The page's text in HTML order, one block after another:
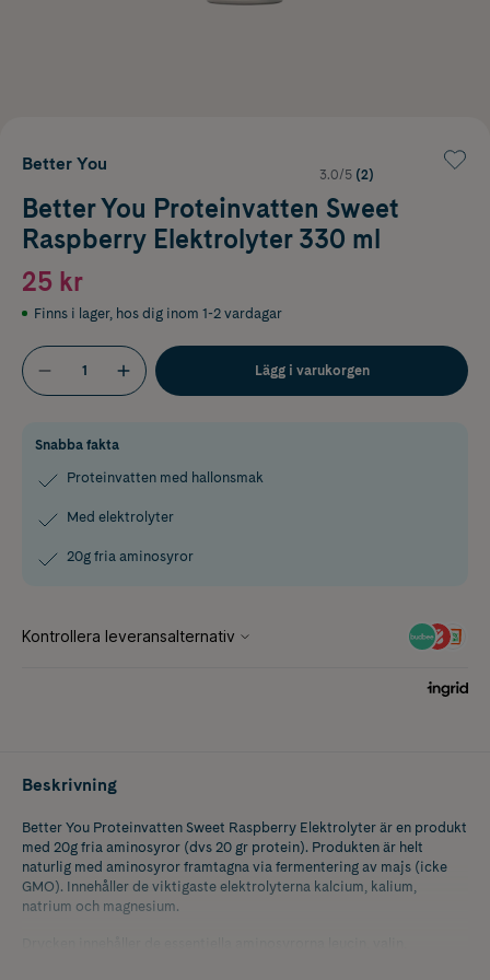
Better You
3.0/5 (2)
Better You Proteinvatten Sweet
Raspberry Elektrolyter 330 ml
25 kr
Finns i lager, hos dig inom 1-2 vardagar
Lägg i varukorgen
Snabba fakta
Proteinvatten med hallonsmak
Med elektrolyter
20g fria aminosyror
Beskrivning
Better You Proteinvatten Sweet Raspberry Elektrolyter är en produkt
med 20g fria aminosyror (dvs 20 gr protein). Produkten är helt
naturlig med aminosyror framtagna via fermentering av majs (icke
GMO). Innehåller de viktigaste elektrolyterna kalcium, kalium,
natrium och magnesium.